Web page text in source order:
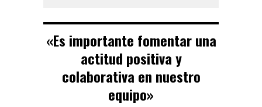
«Es importante fomentar una
actitud positiva y
colaborativa en nuestro
equipo»